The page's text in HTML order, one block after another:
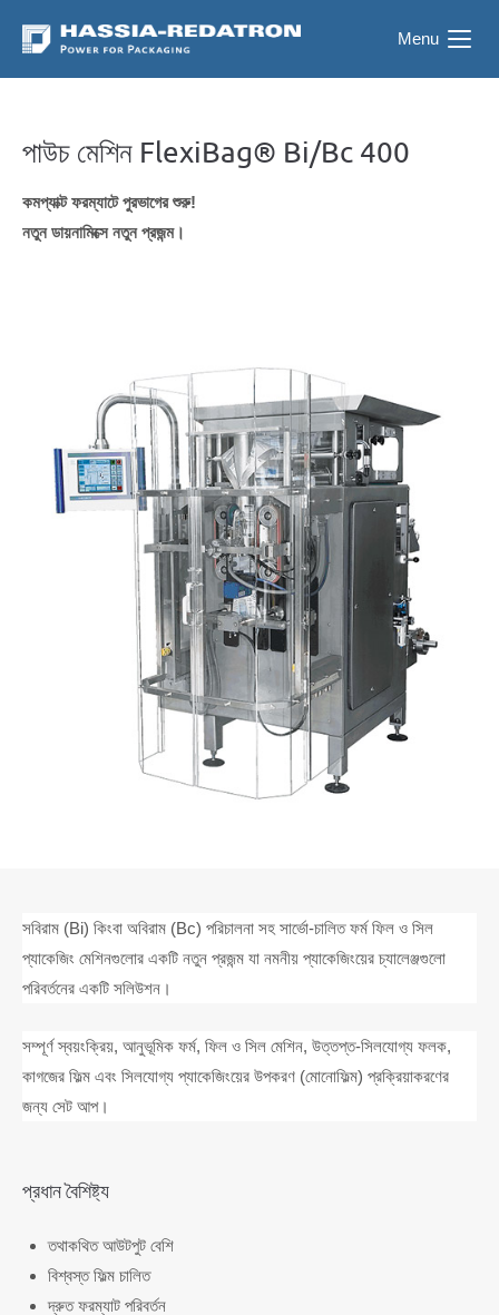
Menu
পাউচ মেশিন FlexiBag® Bi/Bc 400
কমপ্যাক্ট ফরম্যাটে পুরভাগের শুরু!
নতুন ডায়নামিক্সে নতুন প্রজন্ম।
সবিরাম (Bi) কিংবা অবিরাম (Bc) পরিচালনা সহ সার্ভো-চালিত ফর্ম ফিল ও সিল
প্যাকেজিং মেশিনগুলোর একটি নতুন প্রজন্ম যা নমনীয় প্যাকেজিংয়ের চ্যালেঞ্জগুলো
পরিবর্তনের একটি সলিউশন।
সম্পূর্ণ স্বয়ংক্রিয়, আনুভূমিক ফর্ম, ফিল ও সিল মেশিন, উত্তপ্ত-সিলযোগ্য ফলক,
কাগজের ফিল্ম এবং সিলযোগ্য প্যাকেজিংয়ের উপকরণ (মোনোফিল্ম) প্রক্রিয়াকরণের
জন্য সেট আপ।
প্রধান বৈশিষ্ট্য
তথাকথিত আউটপুট বেশি
বিশ্বস্ত ফিল্ম চালিত
দ্রুত ফরম্যাট পরিবর্তন